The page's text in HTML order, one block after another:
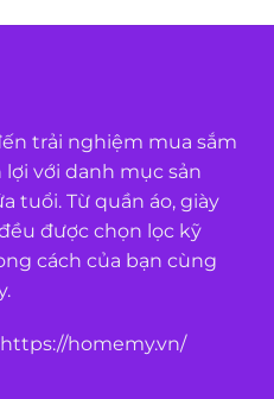
trải nghiệm mua sắm
với danh mục sản
tuổi. Từ quần áo, giày
được chọn lọc kỹ
cách của bạn cùng
https://homemy.vn/